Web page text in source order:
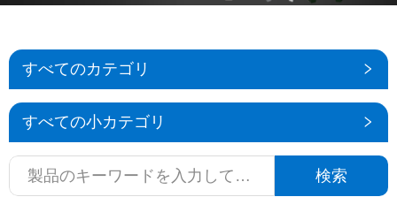
ニュース
KONTAKUTO US
すべてのカテゴリ
すべての小カテゴリ
検索